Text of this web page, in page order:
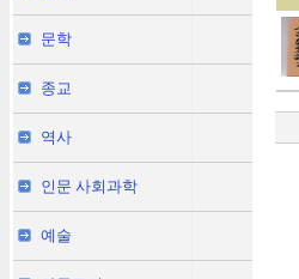
문학
종교
역사
인문 사회과학
예술